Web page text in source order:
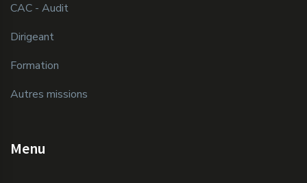
CAC - Audit
Dirigeant
Formation
Autres missions
Menu